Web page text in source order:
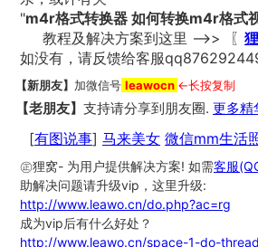
"m4r格式转换器 如何转换m4r格式
教程及解决方案到这里 -->> 〖
如没有，请反馈给客服
【新朋友】 加微信号 leawocn ←长按复制
【老朋友】 支持请分享到朋友圈. 更多精
[有图说事] 马来美女 微信mm生活
㊣狸窝- 为用户提供解决方案! 如需客服
助解决问题请升级vip，这里升级:
http://www.leawo.cn/do.php?ac=rg
成为vip后有什么好处？
http://www.leawo.cn/space-1-do-